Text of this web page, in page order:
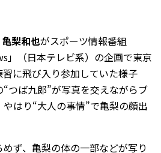
亀梨和也がスポーツ情報番組
」（日本テレビ系）の企画で東京
に飛び入り参加していた様子
つば九郎”が写真を交えながらブ
はり“大人の事情”で亀梨の顔出
ず、亀梨の体の一部などが写り